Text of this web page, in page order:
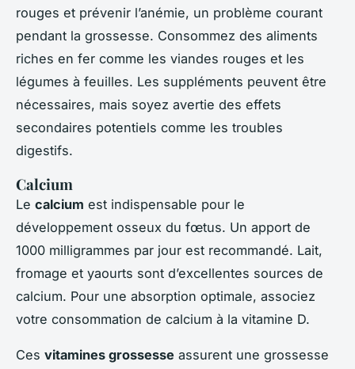
rouges et prévenir l’anémie, un problème courant
pendant la grossesse. Consommez des aliments
riches en fer comme les viandes rouges et les
légumes à feuilles. Les suppléments peuvent être
nécessaires, mais soyez avertie des effets
secondaires potentiels comme les troubles
digestifs.
Calcium
Le calcium est indispensable pour le
développement osseux du fœtus. Un apport de
1000 milligrammes par jour est recommandé. Lait,
fromage et yaourts sont d’excellentes sources de
calcium. Pour une absorption optimale, associez
votre consommation de calcium à la vitamine D.
Ces vitamines grossesse assurent une grossesse